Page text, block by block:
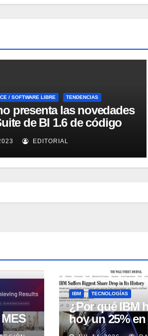
/ SOFTWARE LIBRE TENDENCIAS
presenta las novedades
de BI 1.6 de código
EDITORIAL
IBM TECNOLOGÍAS
¿Por qué IBM
hoy un 25%